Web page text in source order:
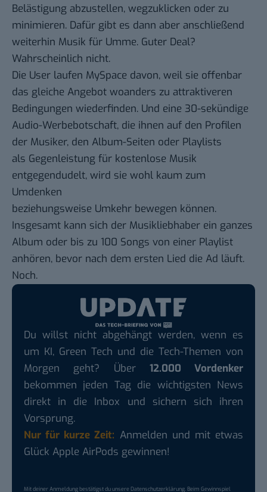
Belästigung abzustellen, wegzuklicken oder zu
minimieren. Dafür gibt es dann aber anschließend
weiterhin Musik für Umme. Guter Deal?
Wahrscheinlich nicht.
Die User laufen MySpace davon, weil sie offenbar
das gleiche Angebot woanders zu attraktiveren
Bedingungen wiederfinden. Und eine 30-sekündige
Audio-Werbebotschaft, die ihnen auf den Profilen
der Musiker, den Album-Seiten oder Playlists
als Gegenleistung für kostenlose Musik
entgegendudelt, wird sie wohl kaum zum
Umdenken
beziehungsweise Umkehr bewegen können.
Insgesamt kann sich der Musikliebhaber ein ganzes
Album oder bis zu 100 Songs von einer Playlist
anhören, bevor nach dem ersten Lied die Ad läuft.
Noch.
Du willst nicht abgehängt werden, wenn es
um KI, Green Tech und die Tech-Themen von
Morgen geht? Über 12.000 Vordenker
bekommen jeden Tag die wichtigsten News
direkt in die Inbox und sichern sich ihren
Vorsprung.
Nur für kurze Zeit: Anmelden und mit etwas
Glück Apple AirPods gewinnen!
Mit deiner Anmeldung bestätigst du unsereDatenschutzerklärung. Beim Gewinnspiel